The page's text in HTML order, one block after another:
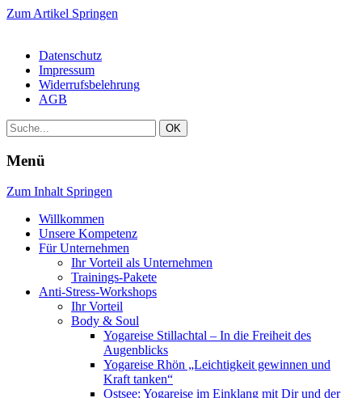
Zum Artikel Springen
Datenschutz
Impressum
Widerrufsbelehrung
AGB
Menü
Zum Inhalt Springen
Willkommen
Unsere Kompetenz
Für Unternehmen
Ihr Vorteil als Unternehmen
Trainings-Pakete
Anti-Stress-Workshops
Ihr Vorteil
Body & Soul
Yogareise Stillachtal – In die Freiheit des
Augenblicks
Yogareise Rhön „Leichtigkeit gewinnen und
Kraft tanken“
Ostsee: Yogareise im Einklang mit Dir und der